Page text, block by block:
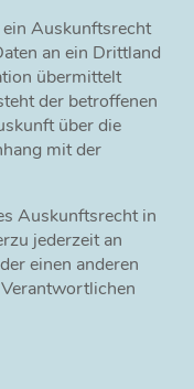
Auskunftsrecht
an ein Drittland
übermittelt
der betroffenen
über die
mit der
Auskunftsrecht in
jederzeit an
einen anderen